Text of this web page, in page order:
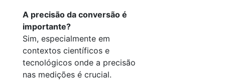
A precisão da conversão é
importante?
Sim, especialmente em
contextos científicos e
tecnológicos onde a precisão
nas medições é crucial.